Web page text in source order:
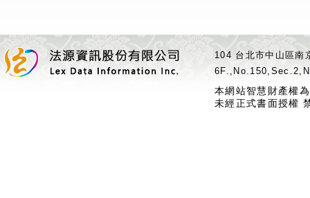
104 台北市中山區
本網站智慧財產權
未經正式書面授權